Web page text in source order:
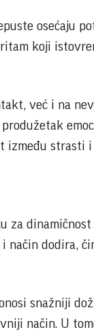
osećaju
koji
već i na
između strasti
za dinamičnost
dodira,
snažniji
način. U